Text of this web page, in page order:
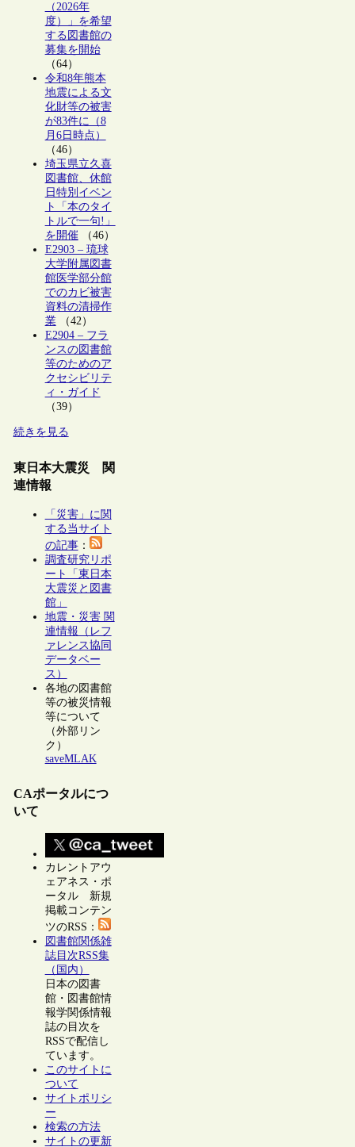
（2026年
度）」を希望
する図書館の
募集を開始
（64）
令和8年熊本
地震による文
化財等の被害
が83件に（8
月6日時点）
（46）
埼玉県立久喜
図書館、休館
日特別イベン
ト「本のタイ
トルで一句!」
を開催（46）
E2903 – 琉球
大学附属図書
館医学部分館
でのカビ被害
資料の清掃作
業（42）
E2904 – フラ
ンスの図書館
等のためのア
クセシビリテ
ィ・ガイド
（39）
続きを見る
東日本大震災 関
連情報
「災害」に関
する当サイト
の記事：
調査研究リポ
ート「東日本
大震災と図書
館」
地震・災害 関
連情報（レフ
ァレンス協同
データベー
ス）
各地の図書館
等の被災情報
等について
（外部リン
ク）
saveMLAK
CAポータルにつ
いて
カレントアウ
ェアネス・ポ
ータル 新規
掲載コンテン
ツのRSS：
図書館関係雑
誌目次RSS集
（国内）
日本の図書
館・図書館情
報学関係情報
誌の目次を
RSSで配信し
ています。
このサイトに
ついて
サイトポリシ
ー
検索の方法
サイトの更新